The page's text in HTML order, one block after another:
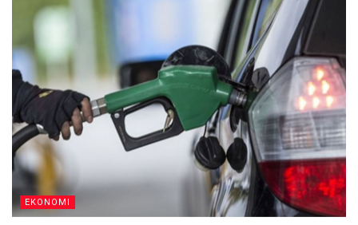
EKONOMI